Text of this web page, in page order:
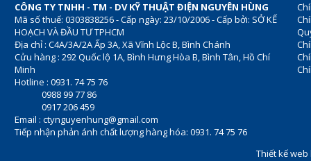
CÔNG TY TNHH - TM - DV KỸ THUẬT ĐIỆN NGUYÊN HÙNG
Mã số thuế: 0303838256 - Cấp ngày: 23/10/2006 - Cấp bởi: SỞ KẾ
HOẠCH VÀ ĐẦU TƯ TPHCM
Địa chỉ : C4A/3A/2A Ấp 3A, Xã Vĩnh Lộc B, Bình Chánh
Cửu hàng : 292 Quốc lộ 1A, Bình Hưng Hòa B, Bình Tân, Hồ Chí
Minh
Hotline : 0931. 74 75 76
0988 99 77 86
0917 206 459
Email : ctynguyenhung@gmail.com
Tiếp nhận phản ánh chất lượng hàng hóa: 0931. 74 75 76
Thiết kế web